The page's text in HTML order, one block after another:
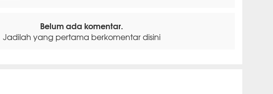
Belum ada komentar.
Jadilah yang pertama berkomentar disini